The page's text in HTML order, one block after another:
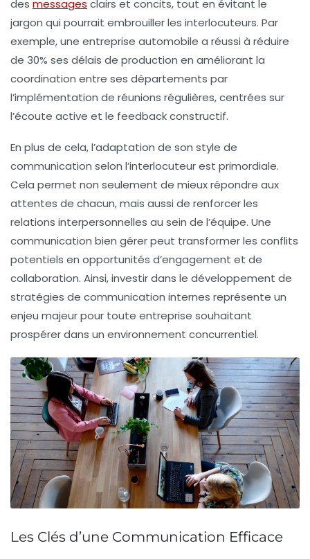
des messages clairs et concits, tout en évitant le
jargon qui pourrait embrouiller les interlocuteurs. Par
exemple, une entreprise automobile a réussi à réduire
de 30% ses délais de production en améliorant la
coordination entre ses départements par
l’implémentation de réunions régulières, centrées sur
l’écoute active et le feedback constructif.
En plus de cela, l’adaptation de son style de
communication selon l’interlocuteur est primordiale.
Cela permet non seulement de mieux répondre aux
attentes de chacun, mais aussi de renforcer les
relations interpersonnelles au sein de l’équipe. Une
communication bien gérer peut transformer les conflits
potentiels en opportunités d’engagement et de
collaboration. Ainsi, investir dans le développement de
stratégies de communication internes représente un
enjeu majeur pour toute entreprise souhaitant
prospérer dans un environnement concurrentiel.
Les Clés d’une Communication Efficace